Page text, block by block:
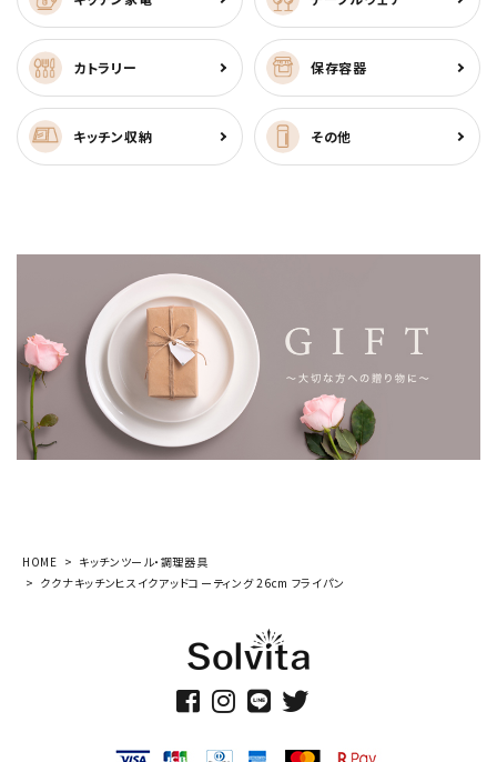
カトラリー 保存容器
キッチン収納 その他
HOME
キッチンツール・調理器具
ククナキッチンヒスイクアッドコーティング 26cm フライパン